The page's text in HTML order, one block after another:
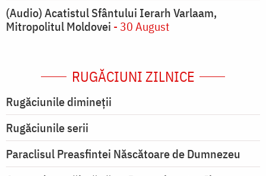
(Audio) Acatistul Sfântului Ierarh Varlaam,
Mitropolitul Moldovei - 30 August
RUGĂCIUNI ZILNICE
Rugăciunile dimineții
Rugăciunile serii
Paraclisul Preasfintei Născătoare de Dumnezeu